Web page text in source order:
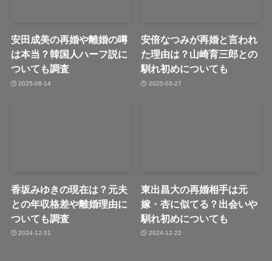
安田成美の再婚や離婚の噂
は本当？韓国人ハーフ説に
ついても調査
2025-08-14
安倍なつみが再婚と言われ
た理由は？山崎育三郎との
馴れ初めについても
2025-03-27
香坂みゆきの現在は？元夫
との年収格差や離婚理由に
ついても調査
2024-12-31
東出昌大の再婚相手は元
嫁・杏に似てる？出会いや
馴れ初めについても
2024-12-22